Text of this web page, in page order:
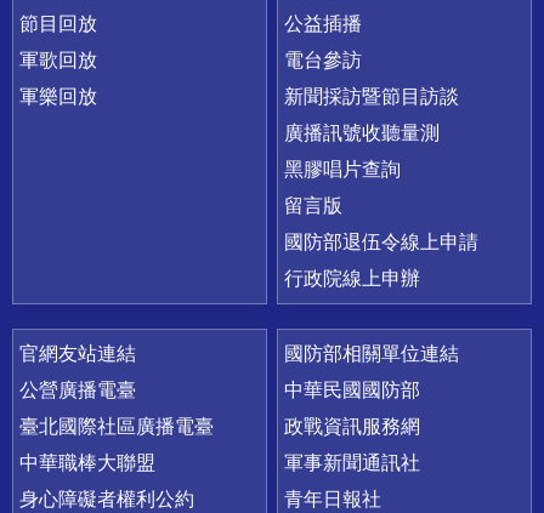
節目回放
軍歌回放
軍樂回放
公益插播
電台參訪
新聞採訪暨節目訪談
廣播訊號收聽量測
黑膠唱片查詢
留言版
國防部退伍令線上申請
行政院線上申辦
官網友站連結
公營廣播電臺
臺北國際社區廣播電臺
中華職棒大聯盟
身心障礙者權利公約
國防部相關單位連結
中華民國國防部
政戰資訊服務網
軍事新聞通訊社
青年日報社